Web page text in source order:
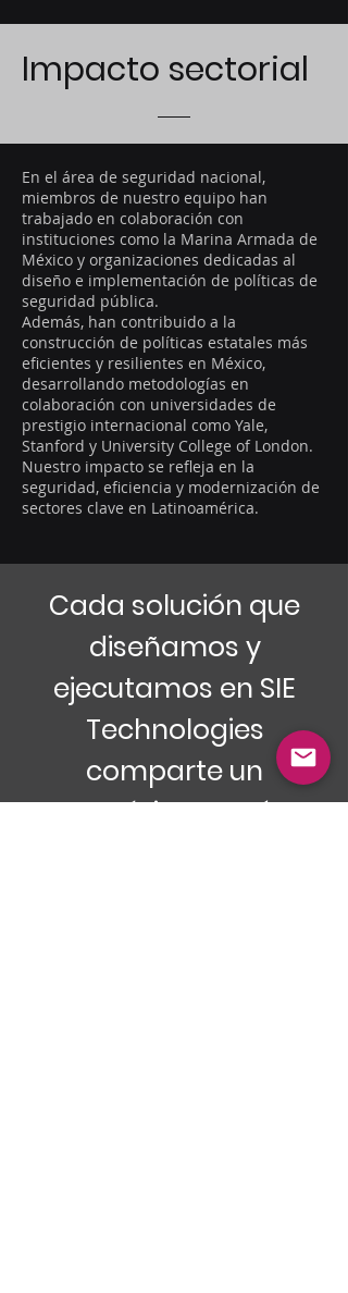
Impacto sectorial
En el área de seguridad nacional,
miembros de nuestro equipo han
trabajado en colaboración con
instituciones como la Marina Armada de
México y organizaciones dedicadas al
diseño e implementación de políticas de
seguridad pública.
Además, han contribuido a la
construcción de políticas estatales más
eficientes y resilientes en México,
desarrollando metodologías en
colaboración con universidades de
prestigio internacional como Yale,
Stanford y University College of London.
Nuestro impacto se refleja en la
seguridad, eficiencia y modernización de
sectores clave en Latinoamérica.
Cada solución que
diseñamos y
ejecutamos en SIE
Technologies
comparte un
propósito común: